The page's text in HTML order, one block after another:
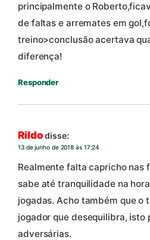
principalmente o
de faltas e arremates em
treino>conclusão acertava
diferença!
Responder
Rildo disse:
13 de junho de 2018 às 17:24
Realmente falta capricho nas
sabe até tranquilidade na
jogadas. Acho também que o
jogador que desequilibra, isto
adversárias.